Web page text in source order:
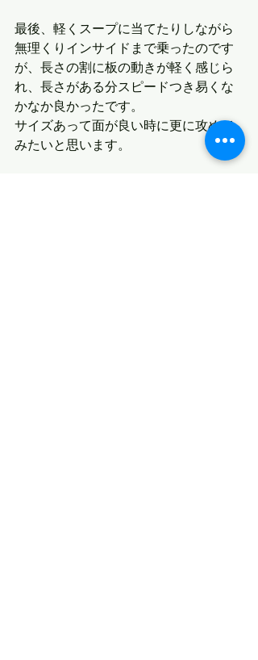
最後、軽くスープに当てたりしながら
無理くりインサイドまで乗ったのです
が、長さの割に板の動きが軽く感じら
れ、長さがある分スピードつき易くな
かなか良かったです。
サイズあって面が良い時に更に攻めて
みたいと思います。